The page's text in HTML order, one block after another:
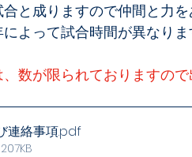
と成りますので仲間と力を
よって試合時間が異なり
数が限られておりますの
連絡事項.pdf